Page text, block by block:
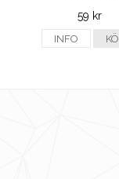
59 kr
INFO